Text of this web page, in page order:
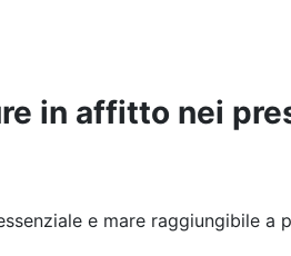
in affitto nei
e mare raggiungibile a